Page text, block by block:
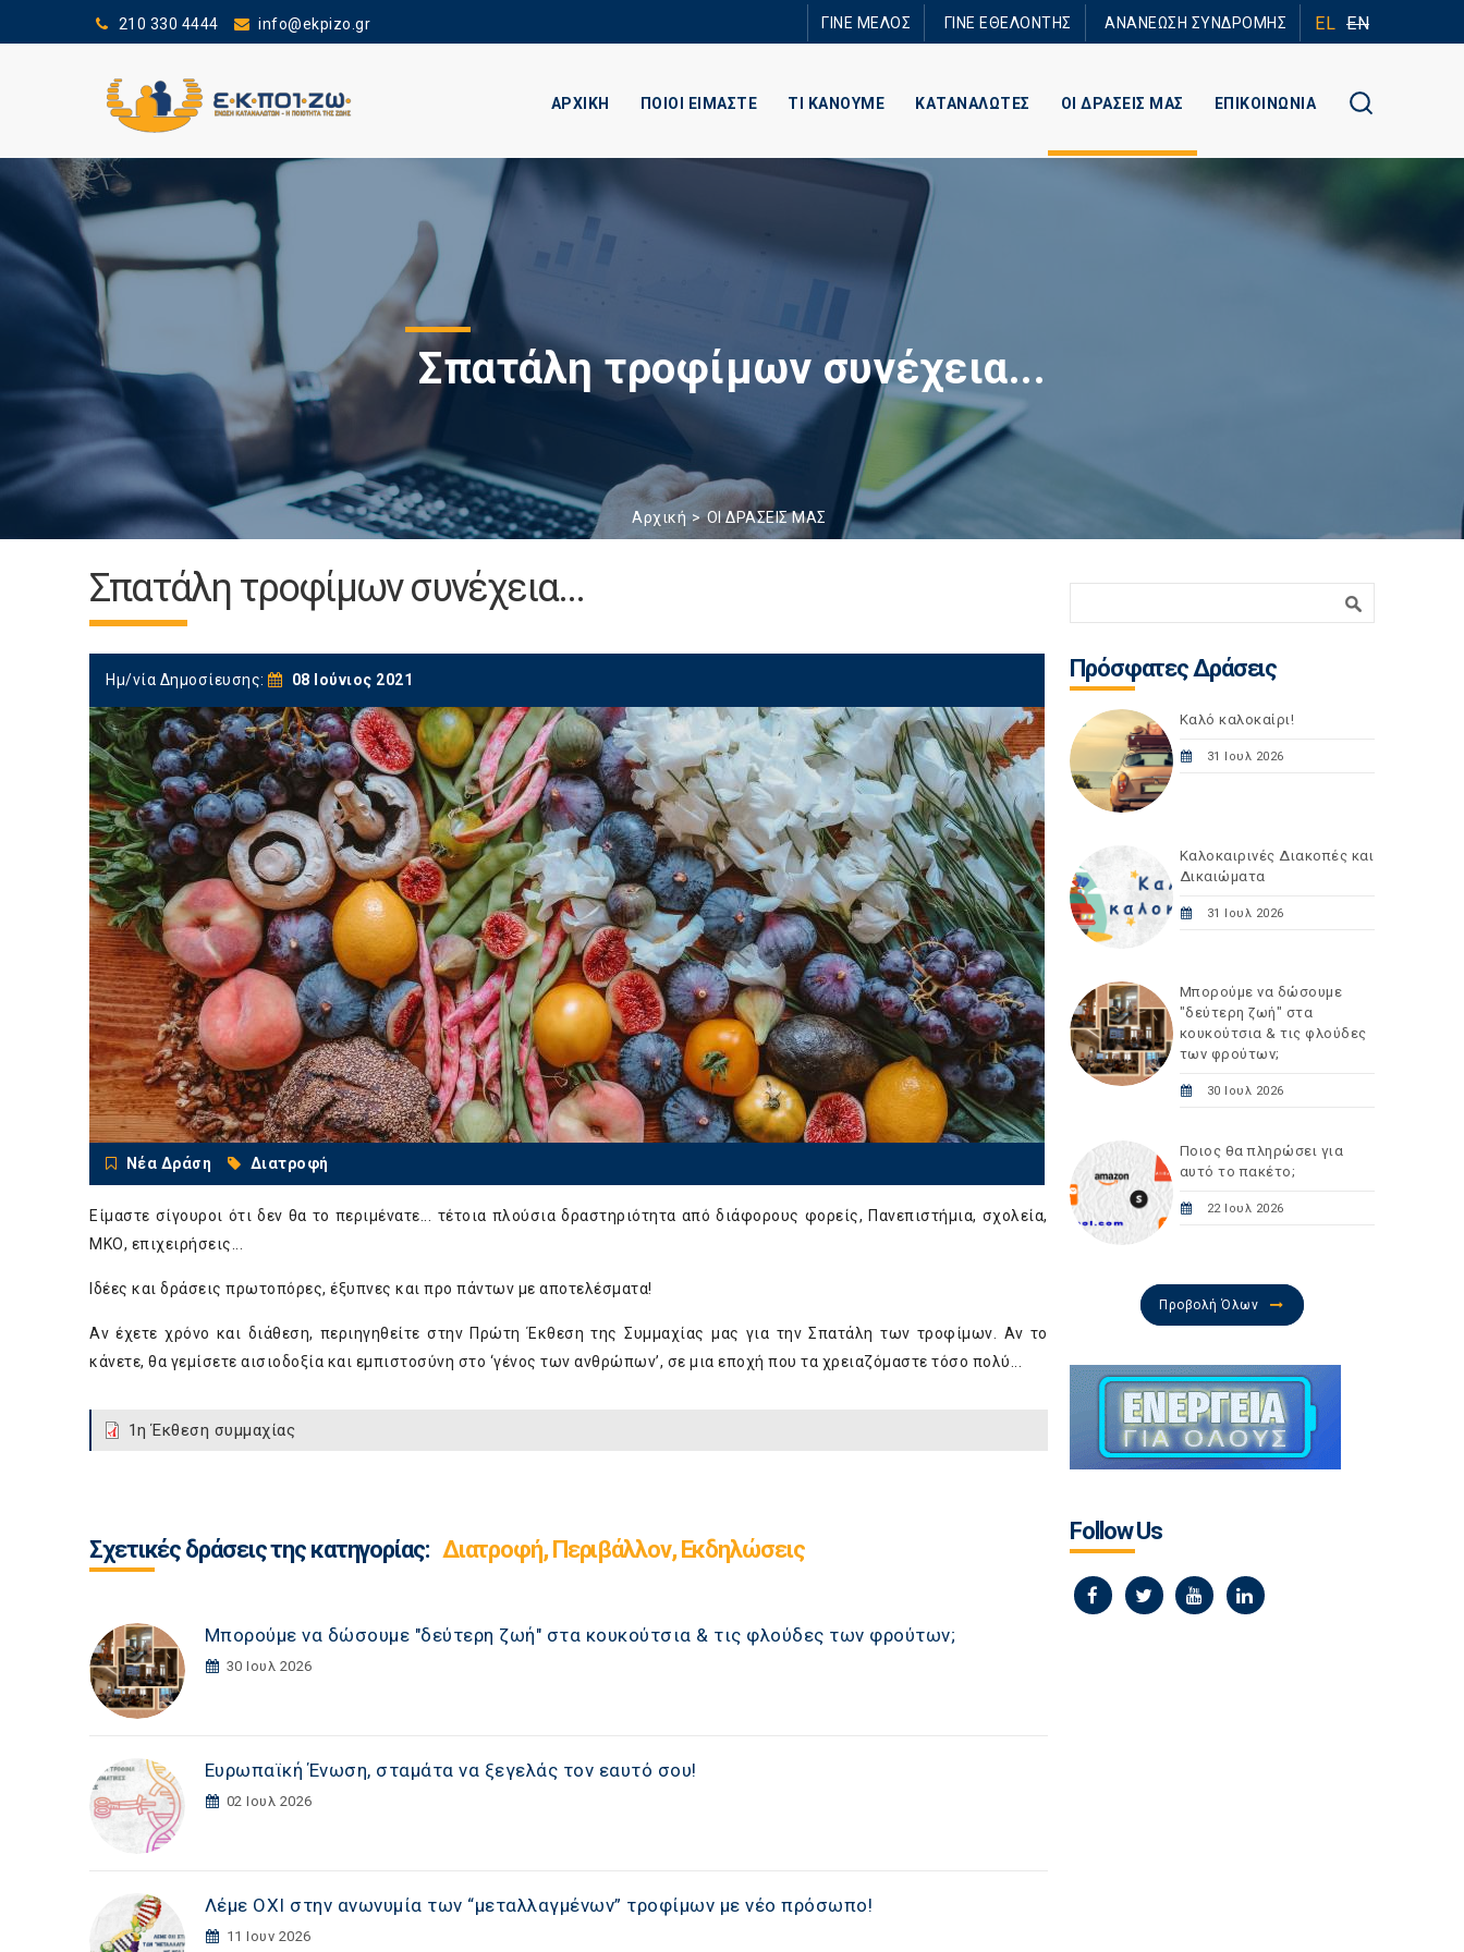
210 330 4444 info@ekpizo.gr ΓΙΝΕ ΜΕΛΟΣ ΓΙΝΕ ΕΘΕΛΟΝΤΗΣ ΑΝΑΝΕΩΣΗ ΣΥΝΔΡΟΜΗΣ EL EN
ΑΡΧΙΚΗ ΠΟΙΟΙ ΕΙΜΑΣΤΕ ΤΙ ΚΑΝΟΥΜΕ ΚΑΤΑΝΑΛΩΤΕΣ ΟΙ ΔΡΑΣΕΙΣ ΜΑΣ ΕΠΙΚΟΙΝΩΝΙΑ
Σπατάλη τροφίμων συνέχεια...
Αρχική ΟΙ ΔΡΑΣΕΙΣ ΜΑΣ
Σπατάλη τροφίμων συνέχεια...
Ημ/νία Δημοσίευσης: 08 Ιούνιος 2021
Νέα Δράση Διατροφή
Είμαστε σίγουροι ότι δεν θα το περιμένατε... τέτοια πλούσια δραστηριότητα από διάφορους φορείς, Πανεπιστήμια, σχολεία,
ΜΚΟ, επιχειρήσεις...
Ιδέες και δράσεις πρωτοπόρες, έξυπνες και προ πάντων με αποτελέσματα!
Αν έχετε χρόνο και διάθεση, περιηγηθείτε στην Πρώτη Έκθεση της Συμμαχίας μας για την Σπατάλη των τροφίμων. Αν το
κάνετε, θα γεμίσετε αισιοδοξία και εμπιστοσύνη στο ‘γένος των ανθρώπων’, σε μια εποχή που τα χρειαζόμαστε τόσο πολύ...
1η Έκθεση συμμαχίας
Σχετικές δράσεις της κατηγορίας: Διατροφή, Περιβάλλον, Εκδηλώσεις
Μπορούμε να δώσουμε "δεύτερη ζωή" στα κουκούτσια & τις φλούδες των φρούτων;
30 Ιουλ 2026
Ευρωπαϊκή Ένωση, σταμάτα να ξεγελάς τον εαυτό σου!
02 Ιουλ 2026
Λέμε ΟΧΙ στην ανωνυμία των “μεταλλαγμένων” τροφίμων με νέο πρόσωπο!
11 Ιουν 2026
Πρόσφατες Δράσεις
Καλό καλοκαίρι!
31 Ιουλ 2026
Καλοκαιρινές Διακοπές και
Δικαιώματα
31 Ιουλ 2026
Μπορούμε να δώσουμε
"δεύτερη ζωή" στα
κουκούτσια & τις φλούδες
των φρούτων;
30 Ιουλ 2026
Ποιος θα πληρώσει για
αυτό το πακέτο;
22 Ιουλ 2026
Προβολή Όλων
Follow Us